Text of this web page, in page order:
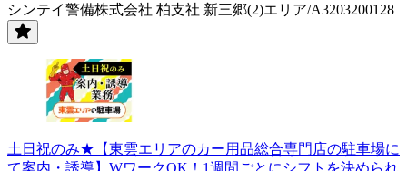
シンテイ警備株式会社 柏支社 新三郷(2)エリア/A3203200128
土日祝のみ★【東雲エリアのカー用品総合専門店の駐車場に
て案内・誘導】WワークOK！1週間ごとにシフトを決められ